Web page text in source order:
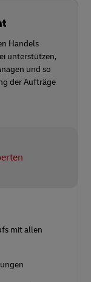
Handels
unterstützen,
und so
der Aufträge
mit allen